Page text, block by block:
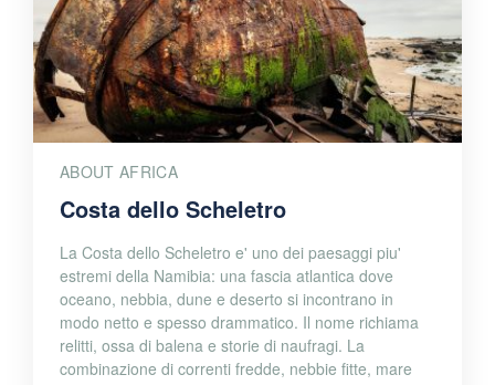
ABOUT AFRICA
Costa dello Scheletro
La Costa dello Scheletro e' uno dei paesaggi piu'
estremi della Namibia: una fascia atlantica dove
oceano, nebbia, dune e deserto si incontrano in
modo netto e spesso drammatico. Il nome richiama
relitti, ossa di balena e storie di naufragi. La
combinazione di correnti fredde, nebbie fitte, mare